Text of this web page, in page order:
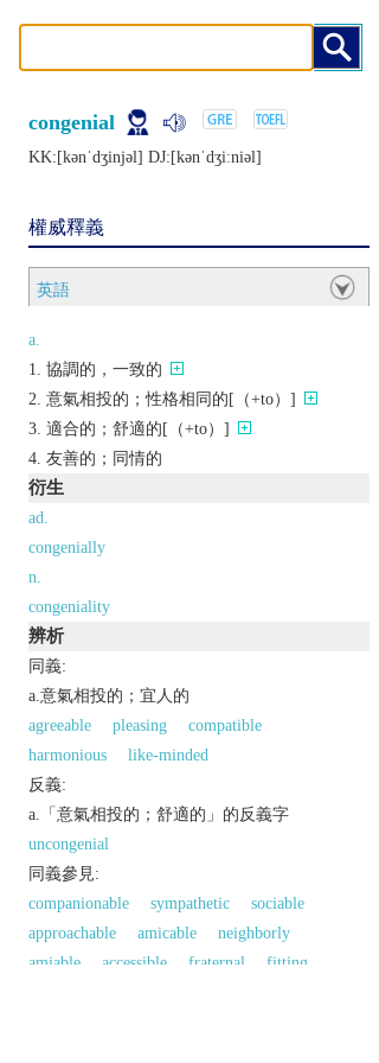
congenial
KK:[kǝnˈdʒinjǝl] DJ:[kǝnˈdʒiːniǝl]
權威釋義
英語
a.
協調的，一致的
意氣相投的；性格相同的[（+to）]
適合的；舒適的[（+to）]
友善的；同情的
衍生
ad.
congenially
n.
congeniality
辨析
同義:
a.意氣相投的；宜人的
agreeable
pleasing
compatible
harmonious
like-minded
反義:
a.「意氣相投的；舒適的」的反義字
uncongenial
同義參見:
companionable
sympathetic
sociable
approachable
amicable
neighborly
amiable
accessible fraternal
fitting